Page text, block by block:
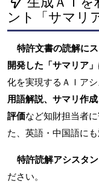
ント「サマリ
特許文書の読解に
開発した「サマリア」
化を実現するＡＩア
用語解説、サマリ作
評価など知財担当者
た、英語・中国語にも
特許読解アシスタン
ださい。